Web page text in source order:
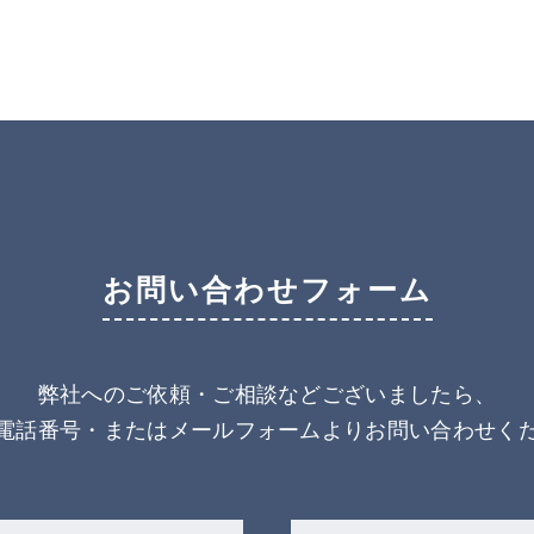
お問い合わせフォーム
弊社へのご依頼・ご相談などございましたら、
話番号・またはメールフォームより お問い合わせく